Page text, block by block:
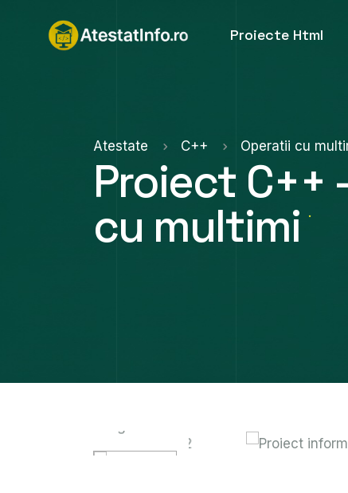
Proiecte Html
Atestate C++ Operatii cu
Proiect C++
cu multimi